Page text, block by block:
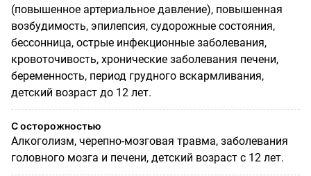
(повышенное артериальное давление), повышенная
возбудимость, эпилепсия, судорожные состояния,
бессонница, острые инфекционные заболевания,
кровоточивость, хронические заболевания печени,
беременность, период грудного вскармливания,
детский возраст до 12 лет.
С осторожностью
Алкоголизм, черепно-мозговая травма, заболевания
головного мозга и печени, детский возраст с 12 лет.